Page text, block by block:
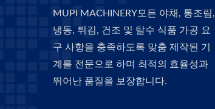
MUPI MACHINERY모든 야채, 통조림,
냉동, 튀김, 건조 및 탈수 식품 가공 요
구 사항을 충족하도록 맞춤 제작된 기
계를 전문으로 하며 최적의 효율성과
뛰어난 품질을 보장합니다.